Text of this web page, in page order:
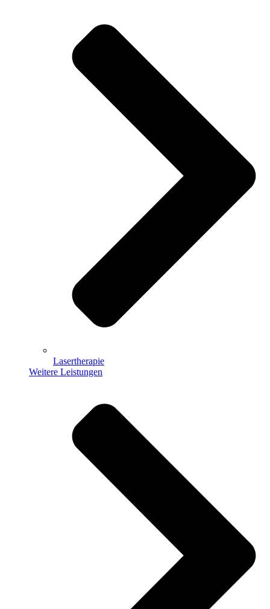
Lasertherapie
Weitere Leistungen